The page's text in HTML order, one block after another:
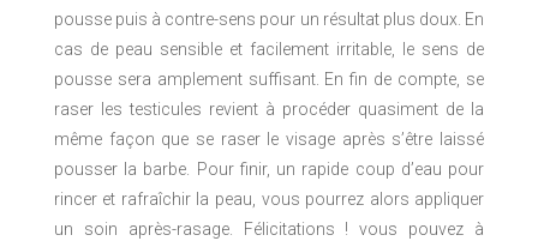
pousse puis à contre-sens pour un résultat plus doux. En
cas de peau sensible et facilement irritable, le sens de
pousse sera amplement suffisant. En fin de compte, se
raser les testicules revient à procéder quasiment de la
même façon que se raser le visage après s’être laissé
pousser la barbe. Pour finir, un rapide coup d’eau pour
rincer et rafraîchir la peau, vous pourrez alors appliquer
un soin après-rasage. Félicitations ! vous pouvez à